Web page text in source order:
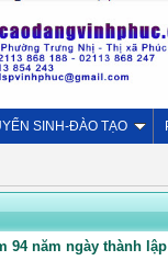
SINH-ĐÀO TẠO
94 năm ngày thành